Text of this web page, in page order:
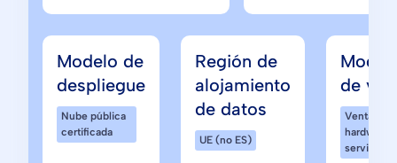
Modelo de
despliegue
Nube pública
certificada
Región de
alojamiento
de datos
UE (no ES)
de
Venta de
hardware y
servicios